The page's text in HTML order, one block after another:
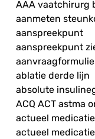
AAA vaatchirurg
aanmeten
aanspreekpunt
aanspreekpunt
ablatie derde lijn
absolute
ACQ ACT astma
actueel
actueel